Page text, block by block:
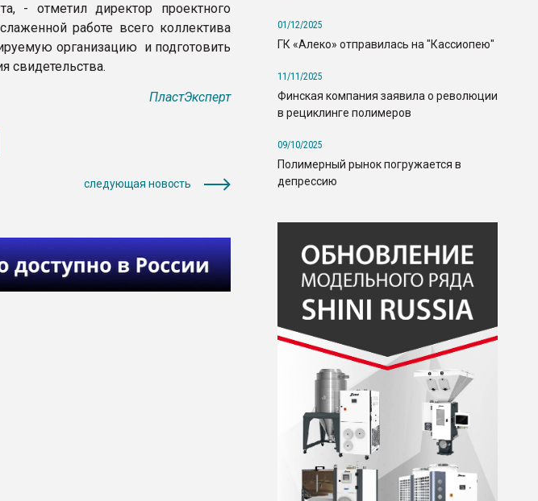
- отметил директор проектного
работе всего коллектива
организацию и подготовить
свидетельства.
ПластЭксперт
следующая новость
01/12/2025
ГК «Алеко» отправилась на "Кассиопею"
11/11/2025
Финская компания заявила о революции
в рециклинге полимеров
09/10/2025
Полимерный рынок погружается в
депрессию